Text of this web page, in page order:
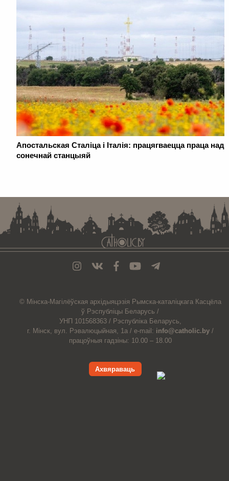
Апостальская Сталіца і Італія: працягваецца праца над
сонечнай станцыяй
© Мiнска-Магiлёўская архiдыяцэзiя Рымска-каталіцкага Касцёла
ў Рэспубліцы Беларусь /
УНП 101568363 / Рэспубліка Беларусь,
г. Мінск, вул. Рэвалюцыйная, 1а / e-mail: info@catholic.by /
працоўныя гадзіны: 10.00 – 18.00
Ахвяраваць